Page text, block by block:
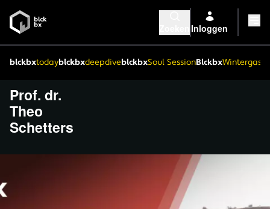
Inloggen
blckbxtodayblckbxdeepdiveblckbxSoul SessionBlckbx
Prof. dr.
Theo
Schetters